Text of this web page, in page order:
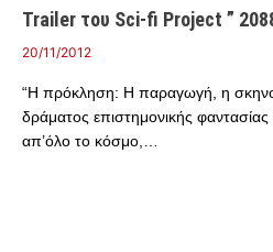
Trailer του Sci-fi Project ”
20/11/2012
“Η πρόκληση: Η παραγωγή, η
δράματος επιστημονικής
απ’όλο το κόσμο,…